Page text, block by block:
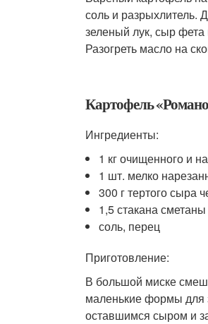
соль и разрыхлитель.
зеленый лук, сыр фета
Разогреть масло на
Картофель
Ингредиенты:
1 кг очищенного и
1 шт. мелко
300 г тертого сыра
1,5 стакана сметаны
соль, перец
Приготовление:
В большой миске
маленькие формы для
оставшимся сыром и